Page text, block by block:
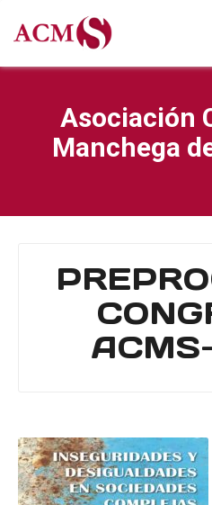
Asociación
Manchega